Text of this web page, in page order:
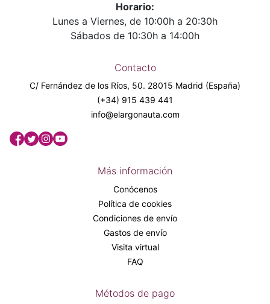
Horario:
Lunes a Viernes, de 10:00h a 20:30h
Sábados de 10:30h a 14:00h
Contacto
C/ Fernández de los Ríos, 50. 28015 Madrid (España)
(+34) 915 439 441
info@elargonauta.com
Más información
Conócenos
Política de cookies
Condiciones de envío
Gastos de envío
Visita virtual
FAQ
Métodos de pago